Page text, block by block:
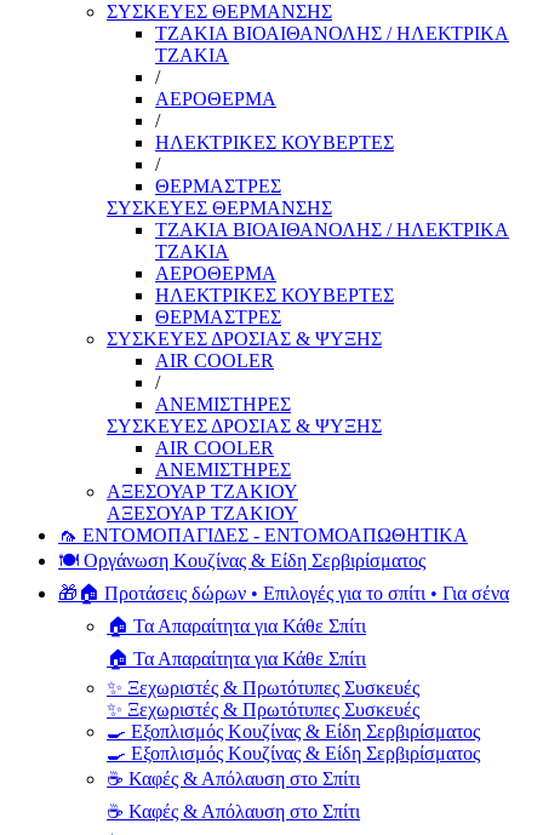
ΣΥΣΚΕΥΕΣ ΘΕΡΜΑΝΣΗΣ
ΤΖΑΚΙΑ ΒΙΟΑΙΘΑΝΟΛΗΣ / ΗΛΕΚΤΡΙΚΑ
ΤΖΑΚΙΑ
/
ΑΕΡΟΘΕΡΜΑ
/
ΗΛΕΚΤΡΙΚΕΣ ΚΟΥΒΕΡΤΕΣ
/
ΘΕΡΜΑΣΤΡΕΣ
ΣΥΣΚΕΥΕΣ ΘΕΡΜΑΝΣΗΣ
ΤΖΑΚΙΑ ΒΙΟΑΙΘΑΝΟΛΗΣ / ΗΛΕΚΤΡΙΚΑ
ΤΖΑΚΙΑ
ΑΕΡΟΘΕΡΜΑ
ΗΛΕΚΤΡΙΚΕΣ ΚΟΥΒΕΡΤΕΣ
ΘΕΡΜΑΣΤΡΕΣ
ΣΥΣΚΕΥΕΣ ΔΡΟΣΙΑΣ & ΨΥΞΗΣ
AIR COOLER
/
ΑΝΕΜΙΣΤΗΡΕΣ
ΣΥΣΚΕΥΕΣ ΔΡΟΣΙΑΣ & ΨΥΞΗΣ
AIR COOLER
ΑΝΕΜΙΣΤΗΡΕΣ
ΑΞΕΣΟΥΑΡ ΤΖΑΚΙΟΥ
ΑΞΕΣΟΥΑΡ ΤΖΑΚΙΟΥ
🦟 ΕΝΤΟΜΟΠΑΓΙΔΕΣ - ΕΝΤΟΜΟΑΠΩΘΗΤΙΚΑ
🍽️ Οργάνωση Κουζίνας & Είδη Σερβιρίσματος
🎁🏠 Προτάσεις δώρων • Επιλογές για το σπίτι • Για σένα
🏠 Τα Απαραίτητα για Κάθε Σπίτι
🏠 Τα Απαραίτητα για Κάθε Σπίτι
✨ Ξεχωριστές & Πρωτότυπες Συσκευές
✨ Ξεχωριστές & Πρωτότυπες Συσκευές
🍳 Εξοπλισμός Κουζίνας & Είδη Σερβιρίσματος
🍳 Εξοπλισμός Κουζίνας & Είδη Σερβιρίσματος
☕ Καφές & Απόλαυση στο Σπίτι
☕ Καφές & Απόλαυση στο Σπίτι